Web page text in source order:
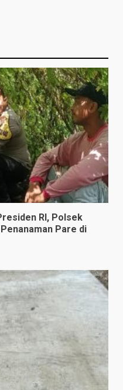
RI, Polsek
Pare di